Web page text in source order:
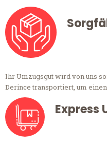
Ihr Umzugsgut wird von uns
Derince transportiert, um
Express